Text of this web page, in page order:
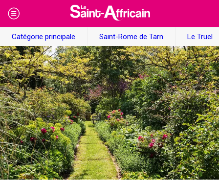
Catégorie principale Saint-Rome de Tarn Le Truel